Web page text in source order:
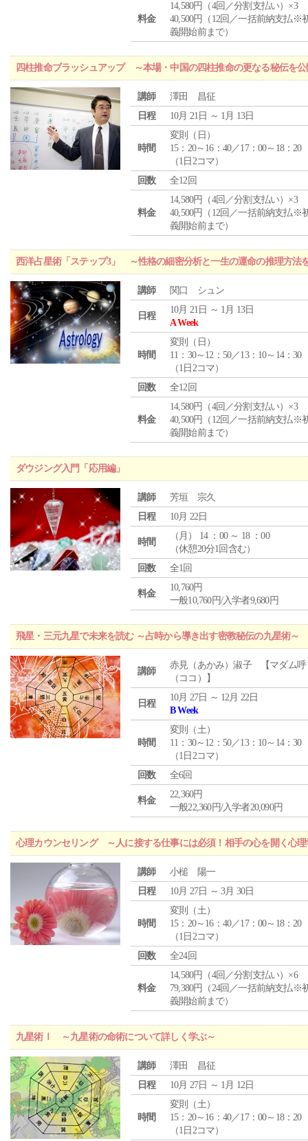
料金
14,580円（4回／分割支払い）×3
40,500円（12回／一括前納支払※
義開始前まで）
四柱推命ブラッシュアップ ～本場・中国の四柱推命の更なる秘伝を
講師
澤田 昌征
日程
10月 21日 ～ 1月 13日
時間
変則（日）
15：20～16：40／17：00～18：20
（1日2コマ）
回数
全12回
料金
14,580円（4回／分割支払い）×3
40,500円（12回／一括前納支払※
義開始前まで）
西洋占星術「ステップ3」 ～性格の細密分析と一生の運命の推理方法
講師 関口 シュン
日程
10月 21日 ～ 1月 13日
A Week
時間
変則（日）
11：30～12：50／13：10～14：30
（1日2コマ）
回数
全12回
料金
14,580円（4回／分割支払い）×3
40,500円（12回／一括前納支払※
義開始前まで）
ダウジング入門「応用編」
講師
芳垣 宗久
日程
10月 22日
時間
（ 月 ） 14 ：00 ～ 18 ：00
（休憩20分1回含む）
回数
全1回
料金
10,760円
一般10,760円/入学者9,680円
飛星・三元九星で未来を読む ～占時から導き出す密教秘伝の九星術～
講師
赤見（あかみ）淑子 【マダム呼
（ココ）】
日程
10月 27日 ～ 12月 22日
B Week
時間
変則（土）
11：30～12：50／13：10～14：30
（1日2コマ）
回数
全6回
料金
22,360円
一般22,360円/入学者20,090円
心理カウンセリング ～人に接する仕事には必須！相手の心を開く心理
講師
小槌 陽一
日程
10月 27日 ～ 3月 30日
時間
変則（土）
15：20～16：40／17：00～18：20
（1日2コマ）
回数
全24回
料金
14,580円（4回／分割支払い）×6
79,380円（24回／一括前納支払※
義開始前まで）
九星術Ⅰ ～九星術の命術について詳しく学ぶ～
講師
澤田 昌征
日程
10月 27日 ～ 1月 12日
時間
変則（土）
15：20～16：40／17：00～18：20
（1日2コマ）